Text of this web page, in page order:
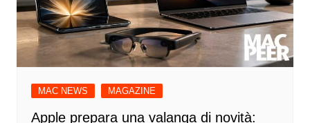
MAC NEWS MAGAZINE
Apple prepara una valanga di novità: